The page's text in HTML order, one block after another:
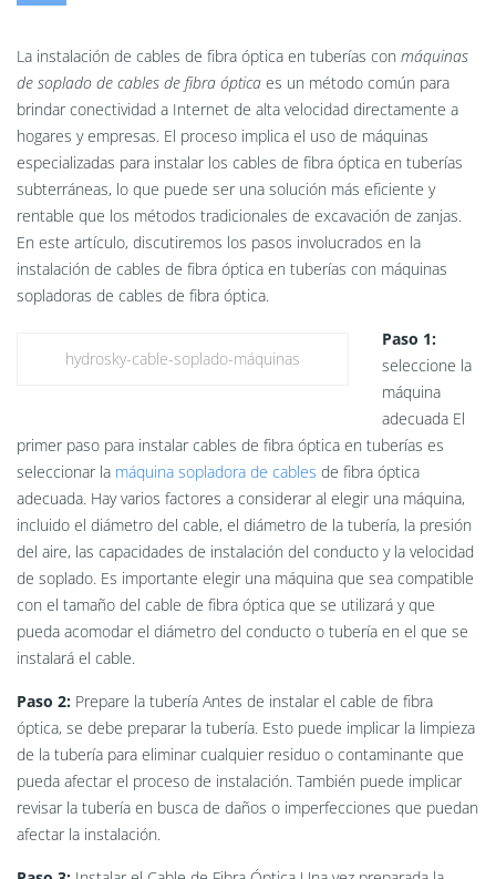
La instalación de cables de fibra óptica en tuberías con máquinas
de soplado de cables de fibra óptica es un método común para
brindar conectividad a Internet de alta velocidad directamente a
hogares y empresas. El proceso implica el uso de máquinas
especializadas para instalar los cables de fibra óptica en tuberías
subterráneas, lo que puede ser una solución más eficiente y
rentable que los métodos tradicionales de excavación de zanjas.
En este artículo, discutiremos los pasos involucrados en la
instalación de cables de fibra óptica en tuberías con máquinas
sopladoras de cables de fibra óptica.
hydrosky-cable-soplado-máquinas
Paso 1:
seleccione la
máquina
adecuada El
primer paso para instalar cables de fibra óptica en tuberías es
seleccionar la máquina sopladora de cables de fibra óptica
adecuada. Hay varios factores a considerar al elegir una máquina,
incluido el diámetro del cable, el diámetro de la tubería, la presión
del aire, las capacidades de instalación del conducto y la velocidad
de soplado. Es importante elegir una máquina que sea compatible
con el tamaño del cable de fibra óptica que se utilizará y que
pueda acomodar el diámetro del conducto o tubería en el que se
instalará el cable.
Paso 2: Prepare la tubería Antes de instalar el cable de fibra
óptica, se debe preparar la tubería. Esto puede implicar la limpieza
de la tubería para eliminar cualquier residuo o contaminante que
pueda afectar el proceso de instalación. También puede implicar
revisar la tubería en busca de daños o imperfecciones que puedan
afectar la instalación.